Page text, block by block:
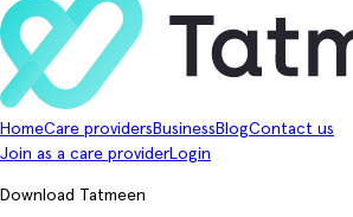
HomeCare providers Business BlogContact us
Join as a care providerLogin
Download Tatmeen